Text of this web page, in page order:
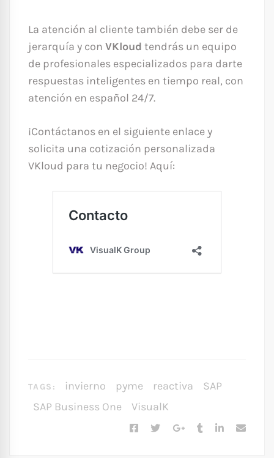
La atención al cliente también debe ser de
jerarquía y con VKloud tendrás un equipo
de profesionales especializados para darte
respuestas inteligentes en tiempo real, con
atención en español 24/7.
¡Contáctanos en el siguiente enlace y
solicita una cotización personalizada
VKloud para tu negocio! Aquí:
TAGS: invierno pyme reactiva
SAP
SAP Business One
VisualK